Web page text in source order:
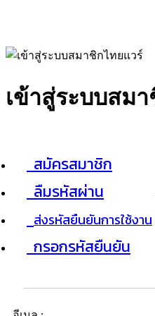
เข้าสู่ระบบสม
สมัครสมาชิก
ลืมรหัสผ่าน
ส่งรหัสยืนยันการใช้งาน
กรอกรหัสยืนยัน